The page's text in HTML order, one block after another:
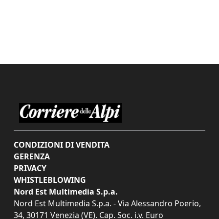
CONDIZIONI DI VENDITA
GERENZA
PRIVACY
WHISTLEBLOWING
Nord Est Multimedia S.p.a.
Nord Est Multimedia S.p.a. - Via Alessandro Poerio,
34, 30171 Venezia (VE). Cap. Soc. i.v. Euro